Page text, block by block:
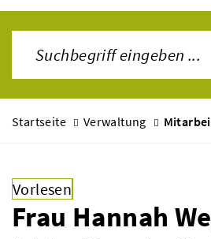
Startseite Verwaltung
Vorlesen
Frau Hannah